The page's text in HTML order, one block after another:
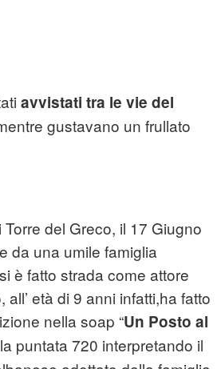
avvistati tra le vie del
gustavano un frullato
del Greco, il 17 Giugno
da una umile famiglia
è fatto strada come attore
età di 9 anni infatti,ha fatto
nella soap “Un Posto al
puntata 720 interpretando il